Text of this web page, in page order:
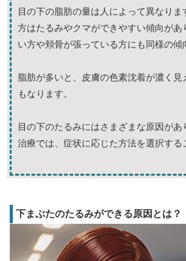
目の下の脂肪の量は人によって異なりま
方はたるみやクマができやすい傾向があ
い方や頬骨が張っている方にも同様の傾
脂肪が多いと、皮膚の色素沈着が濃く見
もなります。
目の下のたるみにはさまざまな原因があ
治療では、症状に応じた方法を選択する
下まぶたのたるみができる原因とは？